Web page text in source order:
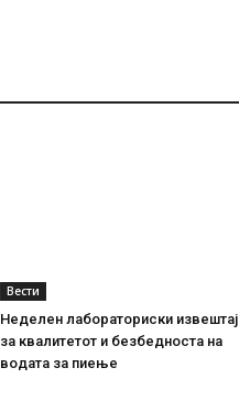
Вести
Неделен лабораториски извештај
за квалитетот и безбедноста на
водата за пиење